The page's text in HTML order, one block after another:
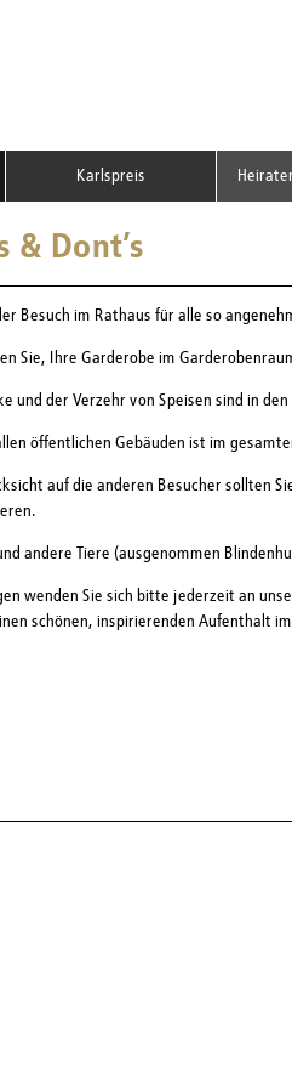
Karlspreis
& Dont’s
Besuch im Rathaus für alle so
Sie, Ihre Garderobe im
und der Verzehr von Speisen sind in
öffentlichen Gebäuden ist im
auf die anderen Besucher sollten
andere Tiere (ausgenommen
wenden Sie sich bitte jederzeit an
schönen, inspirierenden Aufenthalt